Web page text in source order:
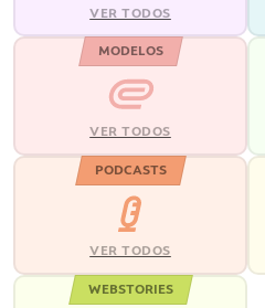
VER TODOS
MODELOS
VER TODOS
PODCASTS
VER TODOS
WEBSTORIES